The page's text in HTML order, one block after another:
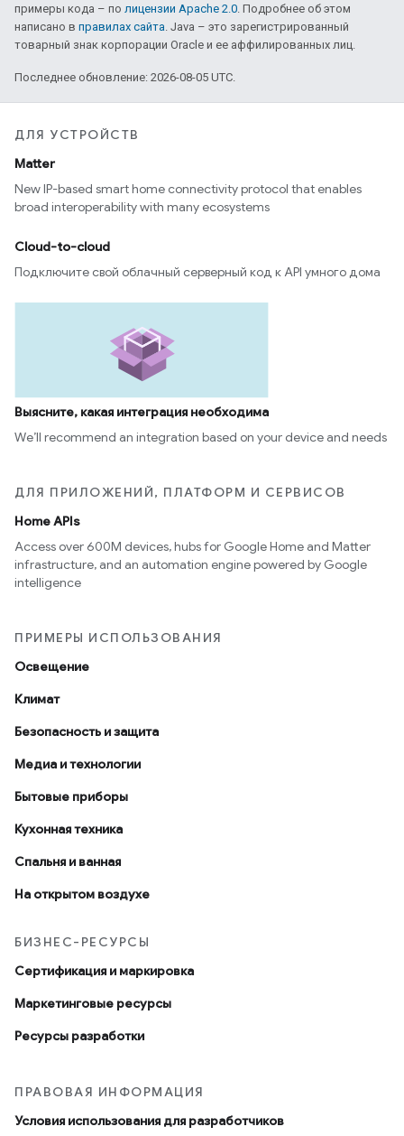
примеры кода – по лицензии Apache 2.0. Подробнее об этом
написано в правилах сайта. Java – это зарегистрированный
товарный знак корпорации Oracle и ее аффилированных лиц.
Последнее обновление: 2026-08-05 UTC.
ДЛЯ УСТРОЙСТВ
Matter
New IP-based smart home connectivity protocol that enables
broad interoperability with many ecosystems
Cloud-to-cloud
Подключите свой облачный серверный код к API умного дома
Выясните, какая интеграция необходима
We’ll recommend an integration based on your device and needs
ДЛЯ ПРИЛОЖЕНИЙ, ПЛАТФОРМ И СЕРВИСОВ
Home APIs
Access over 600M devices, hubs for Google Home and Matter
infrastructure, and an automation engine powered by Google
intelligence
ПРИМЕРЫ ИСПОЛЬЗОВАНИЯ
Освещение
Климат
Безопасность и защита
Медиа и технологии
Бытовые приборы
Кухонная техника
Спальня и ванная
На открытом воздухе
БИЗНЕС-РЕСУРСЫ
Сертификация и маркировка
Маркетинговые ресурсы
Ресурсы разработки
ПРАВОВАЯ ИНФОРМАЦИЯ
Условия использования для разработчиков